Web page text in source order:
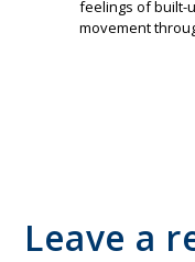
feelings of built-
movement
Leave a